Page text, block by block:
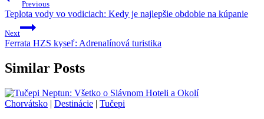
Previous
Teplota vody vo vodiciach: Kedy je najlepšie obdobie na kúpanie
Next
Ferrata HZS kyseľ: Adrenalínová turistika
Similar Posts
Chorvátsko | Destinácie | Tučepi